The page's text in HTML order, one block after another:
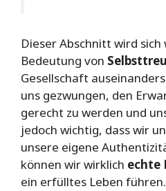
Dieser Abschnitt wird
Bedeutung von
Gesellschaft
uns gezwungen, den
gerecht zu werden und
jedoch wichtig, dass wir
unsere eigene
können wir wirklich echte
ein erfülltes Leben führen.